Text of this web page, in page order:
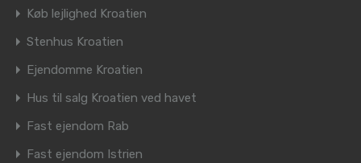
Køb lejlighed Kroatien
Stenhus Kroatien
Ejendomme Kroatien
Hus til salg Kroatien ved havet
Fast ejendom Rab
Fast ejendom Istrien